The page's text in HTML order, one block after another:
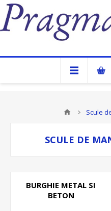
Pragmatic TCV
Scule
SCULE DE
BURGHIE METAL SI
BETON